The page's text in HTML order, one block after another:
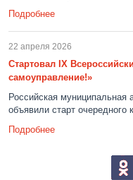
Подробнее
22 апреля 2026
Стартовал IX
самоуправление!»
Российская
объявили старт очередного
Подробнее